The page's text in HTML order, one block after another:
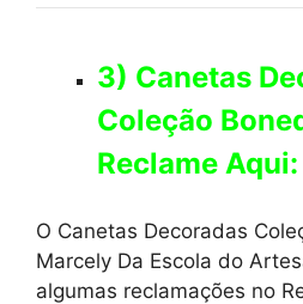
3) Canetas
Coleção
Reclame Aqui:
O Canetas Decoradas
Marcely Da Escola do
algumas reclamações no